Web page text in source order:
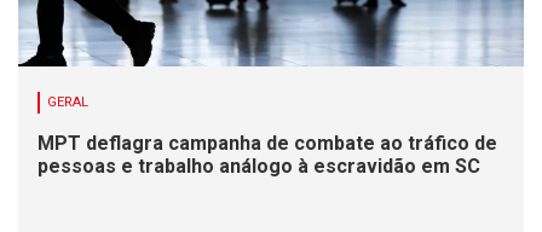
GERAL
MPT deflagra campanha de combate ao tráfico de
pessoas e trabalho análogo à escravidão em SC